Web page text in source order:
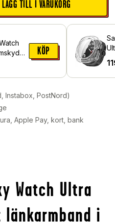
LÄGG TILL I VARUKORG
i
KÖP
Instabox, PostNord)
Apple Pay, kort, bank
Watch Ultra
i